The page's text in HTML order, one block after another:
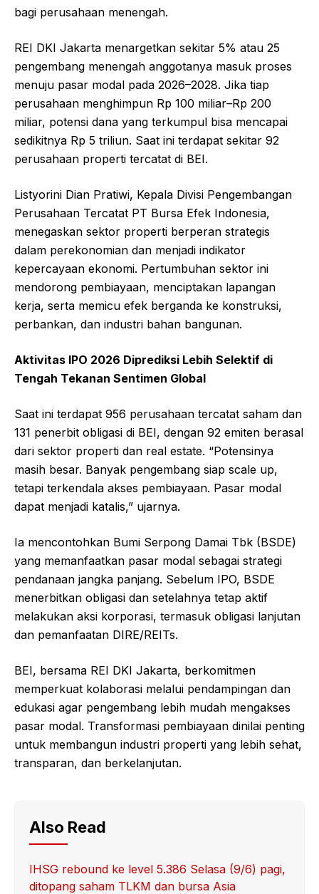
bagi perusahaan menengah.
REI DKI Jakarta menargetkan sekitar 5% atau 25
pengembang menengah anggotanya masuk proses
menuju pasar modal pada 2026–2028. Jika tiap
perusahaan menghimpun Rp 100 miliar–Rp 200
miliar, potensi dana yang terkumpul bisa mencapai
sedikitnya Rp 5 triliun. Saat ini terdapat sekitar 92
perusahaan properti tercatat di BEI.
Listyorini Dian Pratiwi, Kepala Divisi Pengembangan
Perusahaan Tercatat PT Bursa Efek Indonesia,
menegaskan sektor properti berperan strategis
dalam perekonomian dan menjadi indikator
kepercayaan ekonomi. Pertumbuhan sektor ini
mendorong pembiayaan, menciptakan lapangan
kerja, serta memicu efek berganda ke konstruksi,
perbankan, dan industri bahan bangunan.
Aktivitas IPO 2026 Diprediksi Lebih Selektif di
Tengah Tekanan Sentimen Global
Saat ini terdapat 956 perusahaan tercatat saham dan
131 penerbit obligasi di BEI, dengan 92 emiten berasal
dari sektor properti dan real estate. “Potensinya
masih besar. Banyak pengembang siap scale up,
tetapi terkendala akses pembiayaan. Pasar modal
dapat menjadi katalis,” ujarnya.
Ia mencontohkan Bumi Serpong Damai Tbk (BSDE)
yang memanfaatkan pasar modal sebagai strategi
pendanaan jangka panjang. Sebelum IPO, BSDE
menerbitkan obligasi dan setelahnya tetap aktif
melakukan aksi korporasi, termasuk obligasi lanjutan
dan pemanfaatan DIRE/REITs.
BEI, bersama REI DKI Jakarta, berkomitmen
memperkuat kolaborasi melalui pendampingan dan
edukasi agar pengembang lebih mudah mengakses
pasar modal. Transformasi pembiayaan dinilai penting
untuk membangun industri properti yang lebih sehat,
transparan, dan berkelanjutan.
Also Read
IHSG rebound ke level 5.386 Selasa (9/6) pagi,
ditopang saham TLKM dan bursa Asia